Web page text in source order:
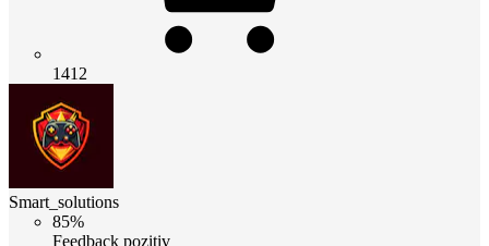
1412
Smart_solutions
85%
Feedback pozitiv